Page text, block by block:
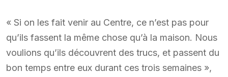
« Si on les fait venir au Centre, ce n’est pas pour
qu’ils fassent la même chose qu’à la maison. Nous
voulions qu’ils découvrent des trucs, et passent du
bon temps entre eux durant ces trois semaines »,